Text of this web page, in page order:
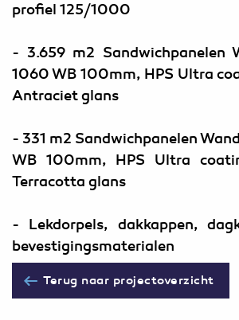
profiel 125/1000
- 3.659 m2 Sandwichpanelen
1060 WB 100mm, HPS Ultra
Antraciet glans
- 331 m2 Sandwichpanelen
WB 100mm, HPS Ultra
Terracotta glans
- Lekdorpels, dakkappen,
bevestigingsmaterialen
Terug naar projectoverzicht